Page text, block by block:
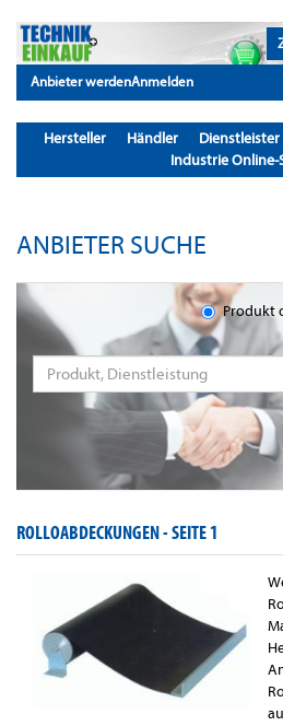
Anbieter werdenAnmelden
Hersteller Händler Dienstleister
Industrie Online-
ANBIETER SUCHE
Produkt
ROLLOABDECKUNGEN -SEITE 1